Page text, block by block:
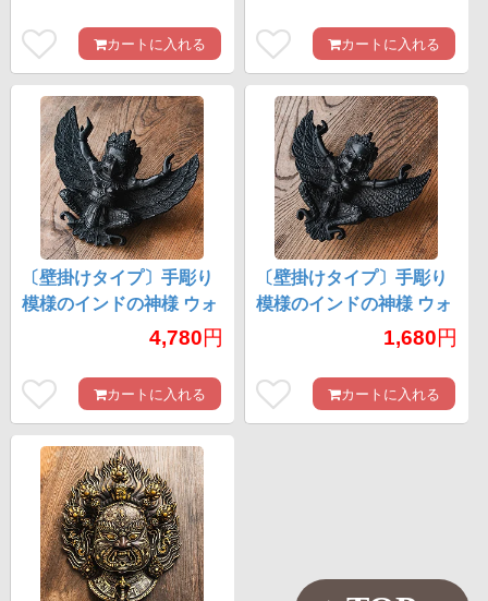
カートに入れる カートに入れる
〔壁掛けタイプ〕手彫り
模様のインドの神様 ウォ
ールハンギング - ガルー
4,780円
カートに入れる
〔壁掛けタイプ〕手彫り
模様のインドの神様 ウォ
ールハンギング - ガルー
4.5cm]
1,680円
カートに入れる